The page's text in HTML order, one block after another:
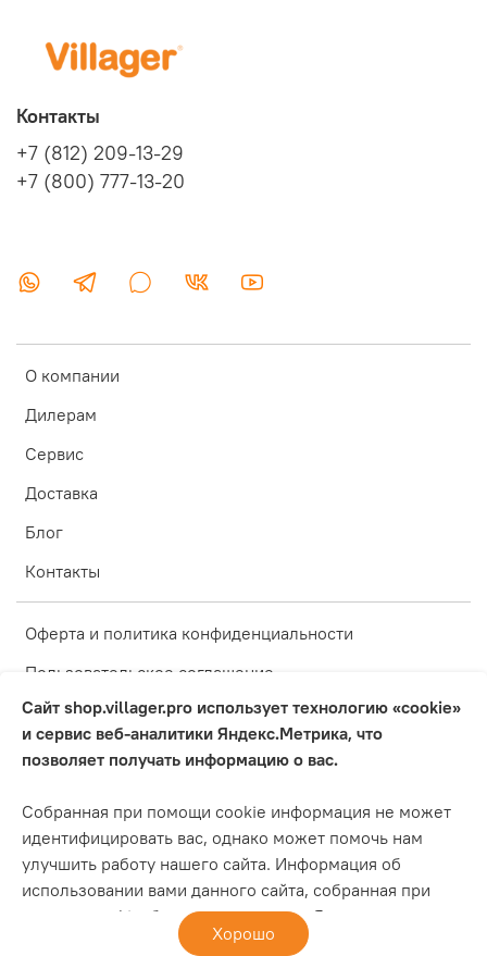
О компании
Дилерам
Сервис
Доставка
Блог
Контакты
Оферта и политика конфиденциальности
Пользовательское соглашение
Условия обмена и возврата
Обратная связь
Инструкции
Контакты
+7 (812) 209-13-29
+7 (800) 777-13-20
Интернет-магазин создан на inSales
Сайт shop.villager.pro использует технологию «cookie»
и сервис веб-аналитики Яндекс.Метрика, что
позволяет получать информацию о вас.
Собранная при помощи cookie информация не может
идентифицировать вас, однако может помочь нам
улучшить работу нашего сайта. Информация об
использовании вами данного сайта, собранная при
помощи cookie, будет передаваться Яндексу и
храниться на сервере Яндекса в ЕС и Российской
Хорошо